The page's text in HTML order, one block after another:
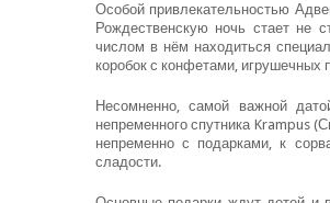
Особой привлекательностью
Рождественскую ночь стает не
числом в нём находиться
коробок с конфетами, игрушечных
Несомненно, самой важной
непременного спутника Krampus
непременно с подарками, к
сладости.